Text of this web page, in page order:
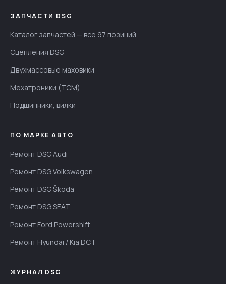
ЗАПЧАСТИ DSG
Каталог запчастей — все 97 позиций
Сцепления DSG
Двухмассовые маховики
Мехатроники (TCM)
Подшипники, вилки
ПО МАРКЕ АВТО
Ремонт DSG Audi
Ремонт DSG Volkswagen
Ремонт DSG Škoda
Ремонт DSG SEAT
Ремонт Ford Powershift
Ремонт Hyundai / Kia DCT
ЖУРНАЛ DSG